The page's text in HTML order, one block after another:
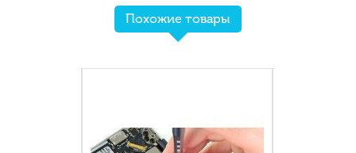
Похожие товары